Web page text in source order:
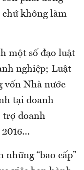
chứ không làm
một số đạo luật
nghiệp; Luật
vốn Nhà nước
tại doanh
trợ doanh
2016…
những “bao cấp”